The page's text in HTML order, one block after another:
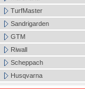
TurfMaster
Sandrigarden
GTM
Riwall
Scheppach
Husqvarna